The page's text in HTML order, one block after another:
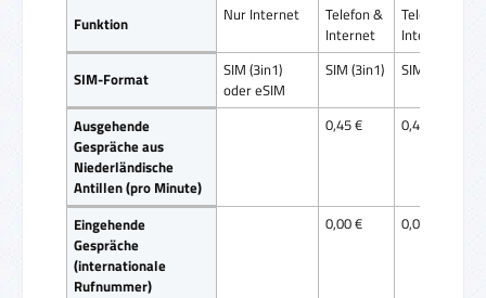
Funktion Nur Internet
Telefon &
Internet
Telefon &
Internet
SIM-Format
SIM (3in1)
oder eSIM
SIM (3in1) SIM (3in1)
Ausgehende
Gespräche aus
Niederländische
Antillen (pro Minute)
0,45 € 0,49 €
Eingehende
Gespräche
(internationale
Rufnummer)
0,00 € 0,00 €